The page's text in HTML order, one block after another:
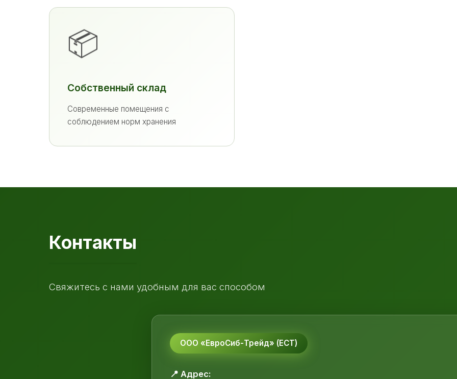
📦
Собственный склад
Современные помещения с
соблюдением норм хранения
Контакты
Свяжитесь с нами удобным для вас способом
ООО «ЕвроСиб-Трейд» (ЕСТ)
📍 Адрес: